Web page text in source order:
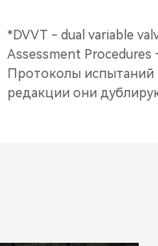
*DVVT - dual variable
Assessment
Протоколы испытаний
редакции они